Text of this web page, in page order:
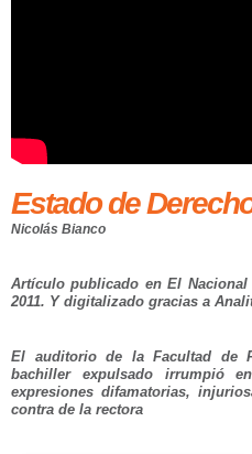
Estado de
Nicolás Bianco
Artículo publicado en El
2011. Y digitalizado gracias a
El auditorio de la Facultad de
bachiller expulsado irrumpió
expresiones difamatorias,
contra de la rectora